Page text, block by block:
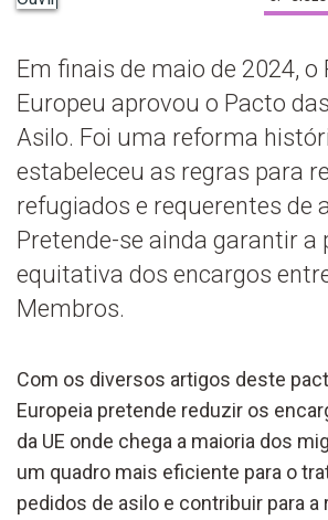
Em finais de maio de 2024,
Europeu aprovou o Pacto
Asilo. Foi uma reforma
estabeleceu as regras para
refugiados e requerentes de
Pretende-se ainda garantir a
equitativa dos encargos
Membros.
Com os diversos artigos deste
Europeia pretende reduzir os
da UE onde chega a maioria dos
um quadro mais eficiente para o
pedidos de asilo e contribuir para a